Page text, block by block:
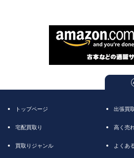
トップページ 出張買
宅配買取り 高く売
買取りジャンル よくあ